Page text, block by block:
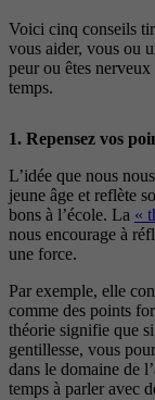
Voici cinq conseils
vous aider, vous ou
peur ou êtes
temps.
1. Repensez vos
L’idée que nous
jeune âge et reflète
bons à l’école. La «
nous encourage à
une force.
Par exemple, elle
comme des points
théorie signifie que
gentillesse, vous
dans le domaine de
temps à parler avec